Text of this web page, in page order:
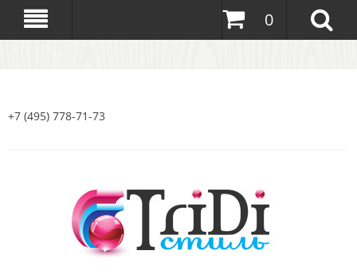
0
+7 (495) 778-71-73